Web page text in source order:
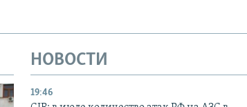
НОВОСТИ
19:46